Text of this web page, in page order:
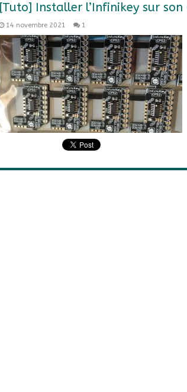
[Tuto] Installer l’Infinikey sur son
14 novembre 2021 1